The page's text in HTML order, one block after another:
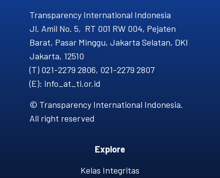
Transparency International Indonesia
Jl. Amil No. 5, RT 001 RW 004, Pejaten
Barat, Pasar Minggu, Jakarta Selatan, DKI
Jakarta, 12510
(T) 021-2279 2806, 021-2279 2807
(E): info_at_ti.or.id
© Transparency International Indonesia.
All right reserved
Explore
Kelas Integritas